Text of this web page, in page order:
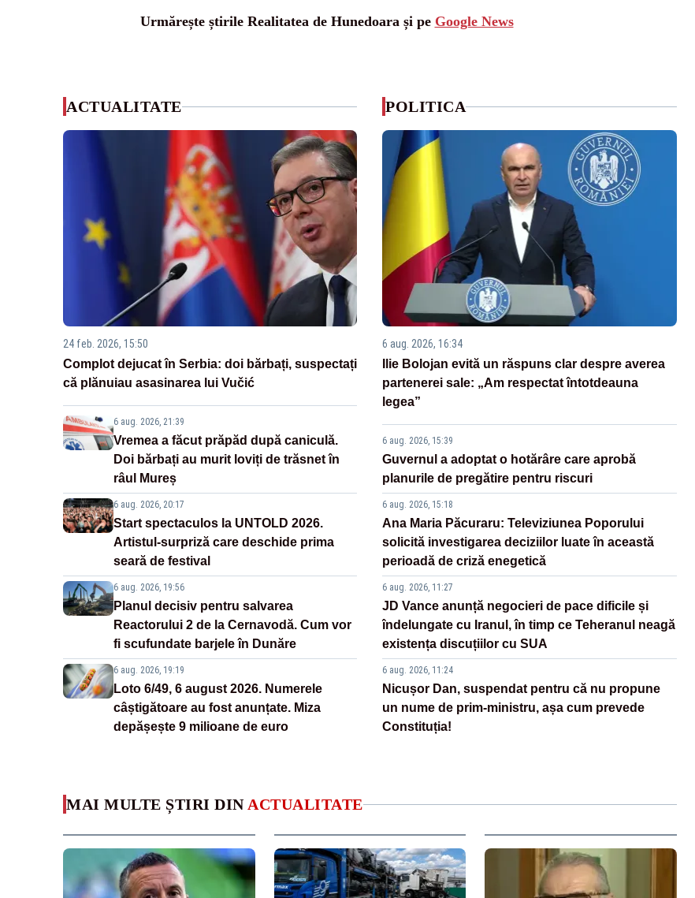
Urmărește știrile Realitatea de Hunedoara și pe Google News
ACTUALITATE
24 feb. 2026, 15:50
Complot dejucat în Serbia: doi bărbați, suspectați
că plănuiau asasinarea lui Vučić
6 aug. 2026, 21:39
Vremea a făcut prăpăd după caniculă.
Doi bărbați au murit loviți de trăsnet în
râul Mureș
6 aug. 2026, 20:17
Start spectaculos la UNTOLD 2026.
Artistul-surpriză care deschide prima
seară de festival
6 aug. 2026, 19:56
Planul decisiv pentru salvarea
Reactorului 2 de la Cernavodă. Cum vor
fi scufundate barjele în Dunăre
6 aug. 2026, 19:19
Loto 6/49, 6 august 2026. Numerele
câștigătoare au fost anunțate. Miza
depășește 9 milioane de euro
POLITICA
6 aug. 2026, 16:34
Ilie Bolojan evită un răspuns clar despre averea
partenerei sale: „Am respectat întotdeauna
legea”
6 aug. 2026, 15:39
Guvernul a adoptat o hotărâre care aprobă
planurile de pregătire pentru riscuri
6 aug. 2026, 15:18
Ana Maria Păcuraru: Televiziunea Poporului
solicită investigarea deciziilor luate în această
perioadă de criză enegetică
6 aug. 2026, 11:27
JD Vance anunță negocieri de pace dificile și
îndelungate cu Iranul, în timp ce Teheranul neagă
existența discuțiilor cu SUA
6 aug. 2026, 11:24
Nicușor Dan, suspendat pentru că nu propune
un nume de prim-ministru, așa cum prevede
Constituția!
MAI MULTE ȘTIRI DIN ACTUALITATE